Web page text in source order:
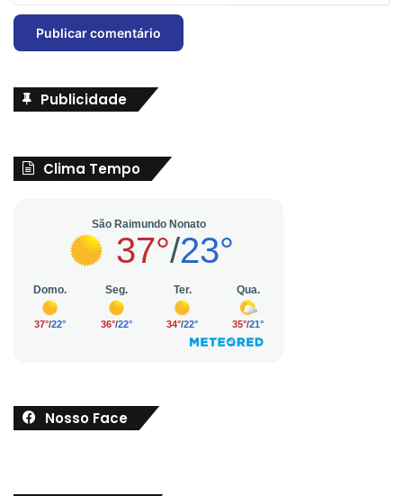
Publicidade
Clima Tempo
Nosso Face